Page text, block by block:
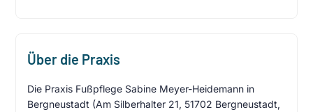
Über die Praxis
Die Praxis Fußpflege Sabine Meyer-Heidemann in
Bergneustadt (Am Silberhalter 21, 51702 Bergneustadt,